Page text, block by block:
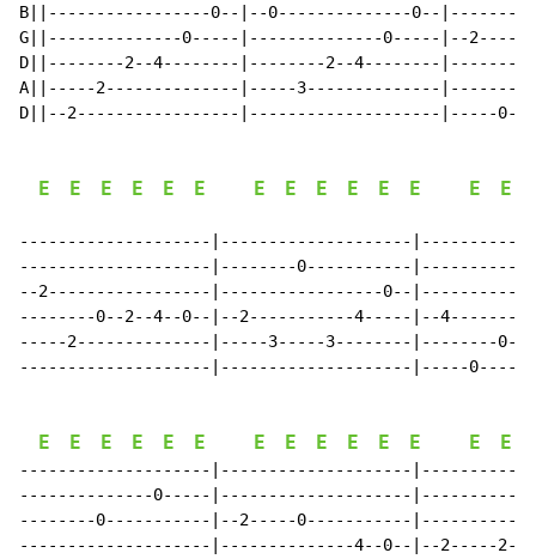
B||-----------------0--|--0--------------0--
G||--------------0-----|--------------0-----|--
D||--------2--4--------|--------2--4--------
A||-----2--------------|-----3--------------|--------
D||--2-----------------|--------------------|-----
E E E E E E E E E E E E E E
--------------------|--------------------
--------------------|--------0-----------
--2-----------------|-----------------0--
--------0--2--4--0--|--2-----------4-----|--4--------
-----2--------------|-----3-----3--------|--------
--------------------|--------------------|-----
E E E E E E E E E E E E E E
--------------------|--------------------
--------------0-----|--------------------
--------0-----------|--2-----0-----------
--------------------|--------------4--0--|--2-----2--